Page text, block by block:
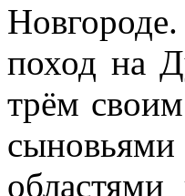
поход на
трём